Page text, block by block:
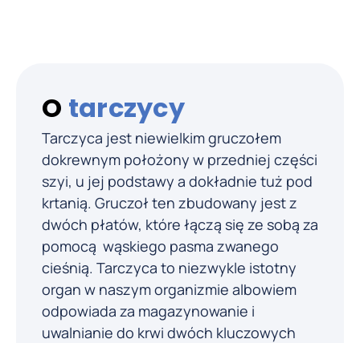
O tarczycy
Tarczyca jest niewielkim gruczołem
dokrewnym położony w przedniej części
szyi, u jej podstawy a dokładnie tuż pod
krtanią. Gruczoł ten zbudowany jest z
dwóch płatów, które łączą się ze sobą za
pomocą wąskiego pasma zwanego
cieśnią. Tarczyca to niezwykle istotny
organ w naszym organizmie albowiem
odpowiada za magazynowanie i
uwalnianie do krwi dwóch kluczowych